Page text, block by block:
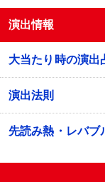
演出情報
大当たり時の演出
演出法則
先読み熱・レバブ